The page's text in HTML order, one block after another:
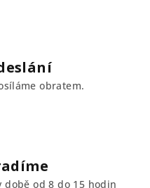
obratem.
od 8 do 15 hodin